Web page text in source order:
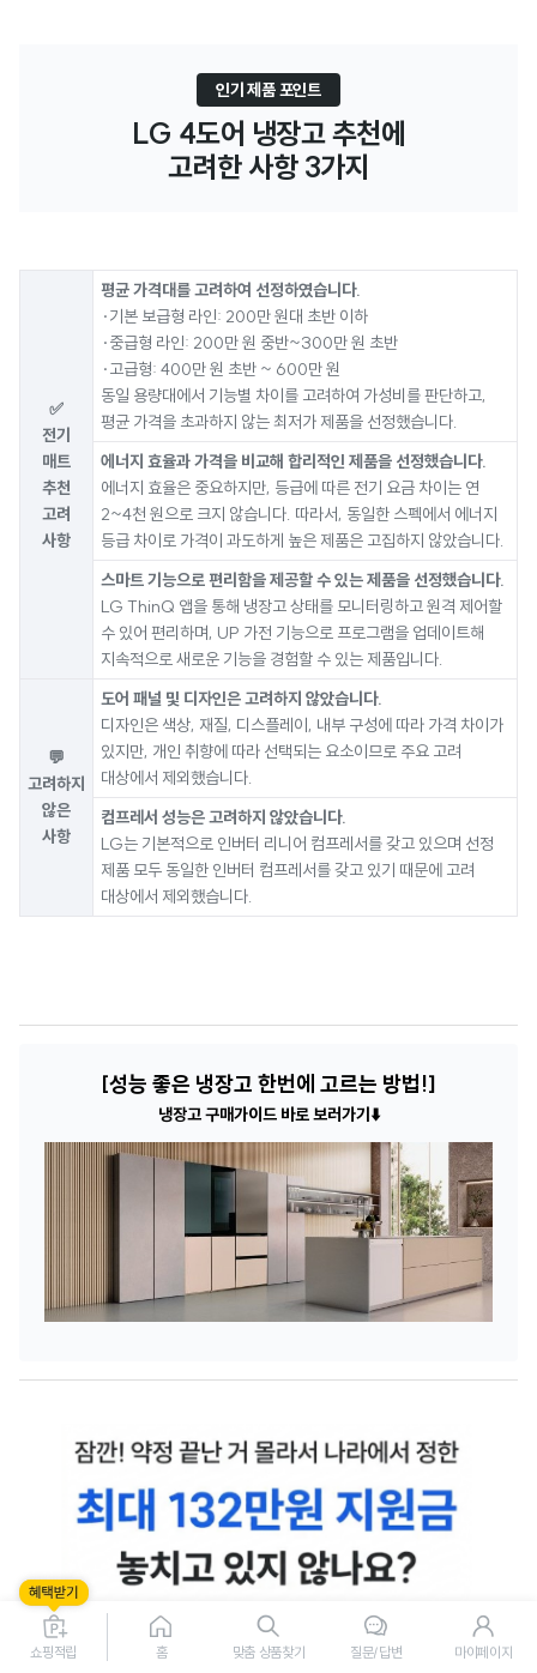
인기 제품 포인트
LG 4도어 냉장고 추천에
고려한 사항 3가지
✅
전기
매트
추천
고려
사항
평균 가격대를 고려하여 선정하였습니다.
·기본 보급형 라인: 200만 원대 초반 이하
·중급형 라인: 200만 원 중반~300만 원 초반
·고급형: 400만 원 초반 ~ 600만 원
동일 용량대에서 기능별 차이를 고려하여 가성비를 판단하고,
평균 가격을 초과하지 않는 최저가 제품을 선정했습니다.
에너지 효율과 가격을 비교해 합리적인 제품을 선정했습니다.
에너지 효율은 중요하지만, 등급에 따른 전기 요금 차이는 연
2~4천 원으로 크지 않습니다. 따라서, 동일한 스펙에서 에너지
등급 차이로 가격이 과도하게 높은 제품은 고집하지 않았습니다.
스마트 기능으로 편리함을 제공할 수 있는 제품을 선정했습니다.
LG ThinQ 앱을 통해 냉장고 상태를 모니터링하고 원격 제어할
수 있어 편리하며, UP 가전 기능으로 프로그램을 업데이트해
지속적으로 새로운 기능을 경험할 수 있는 제품입니다.
💬
고려하지
않은
사항
도어 패널 및 디자인은 고려하지 않았습니다.
디자인은 색상, 재질, 디스플레이, 내부 구성에 따라 가격 차이가
있지만, 개인 취향에 따라 선택되는 요소이므로 주요 고려
대상에서 제외했습니다.
컴프레서 성능은 고려하지 않았습니다.
LG는 기본적으로 인버터 리니어 컴프레서를 갖고 있으며 선정
제품 모두 동일한 인버터 컴프레서를 갖고 있기 때문에 고려
대상에서 제외했습니다.
[성능 좋은 냉장고 한번에 고르는 방법!]
냉장고 구매가이드 바로 보러가기⬇️
쇼핑적립 홈 맞춤 상품찾기 질문/답변 마이페이지